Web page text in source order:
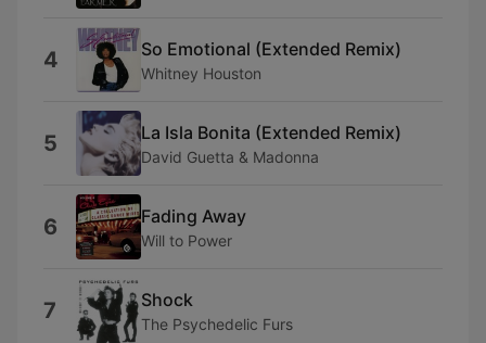
4 So Emotional (Extended Remix)
Whitney Houston
5 La Isla Bonita (Extended Remix)
David Guetta & Madonna
6 Fading Away
Will to Power
7 Shock
The Psychedelic Furs